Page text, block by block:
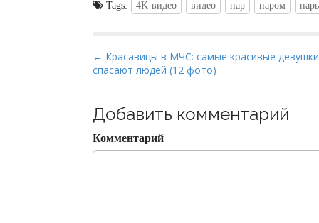
Tags: 4K-видео видео пар паром
P
o
t
n
a
← Красавицы в МЧС: самые красивые девушки
спасают людей (12 фото)
Добавить комментарий
Комментарий